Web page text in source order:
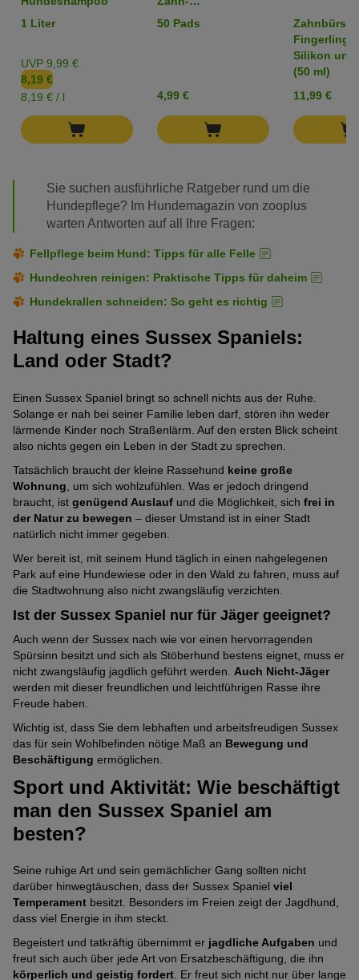
1 Liter
UVP 9,99 €
8,19 €
8,19 € / l
Reinigungspads
50 Pads
4,99 €
Zahnbürste,
Fingerling
Silikon und
(50 ml)
11,99 €
Sie suchen ausführliche Ratgeber rund um die
Hundepflege? Im Hundemagazin von zooplus
warten Antworten auf all Ihre Fragen:
Fellpflege beim Hund: Tipps für alle Felle
Hundeohren reinigen: Praktische Tipps für daheim
Hundekrallen schneiden: So geht es richtig
Haltung eines Sussex Spaniels:
Land oder Stadt?
Einen Sussex Spaniel bringt so schnell nichts aus der Ruhe.
Solange er nah bei seiner Familie leben darf, stören ihn weder
lärmende Kinder noch Straßenlärm. Auf den ersten Blick scheint
also nichts gegen ein Leben in der Stadt zu sprechen.
Tatsächlich braucht der kleine Rassehund keine große
Wohnung , um sich wohlzufühlen. Was er jedoch dringend
braucht, ist genügend Auslauf und die Möglichkeit, sich frei in
der Natur zu bewegen – dieser Umstand ist in einer Stadt
natürlich nicht immer gegeben.
Wer bereit ist, mit seinem Hund täglich in einen nahgelegenen
Park auf eine Hundewiese oder in den Wald zu fahren, muss auf
die Stadtwohnung also nicht zwangsläufig verzichten.
Ist der Sussex Spaniel nur für Jäger geeignet?
Auch wenn der Sussex nach wie vor einen hervorragenden
Spürsinn besitzt und sich als Stöberhund bestens eignet, muss er
nicht zwangsläufig jagdlich geführt werden. Auch Nicht-Jäger
werden mit dieser freundlichen und leichtführigen Rasse ihre
Freude haben.
Wichtig ist, dass Sie dem lebhaften und arbeitsfreudigen Sussex
das für sein Wohlbefinden nötige Maß an Bewegung und
Beschäftigung ermöglichen.
Sport und Aktivität: Wie beschäftigt
man den Sussex Spaniel am
besten?
Seine ruhige Art und sein gemächlicher Gang sollten nicht
darüber hinwegtäuschen, dass der Sussex Spaniel viel
Temperament besitzt. Besonders im Freien zeigt der Jagdhund,
dass viel Energie in ihm steckt.
Begeistert und tatkräftig übernimmt er jagdliche Aufgaben und
freut sich auch über jede Art von Ersatzbeschäftigung, die ihn
körperlich und geistig fordert. Er freut sich nicht nur über lange